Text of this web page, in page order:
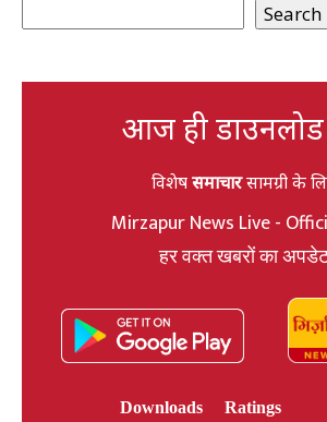
Search
आज ही
विशेषसमाचारसामग्री के
Mirzapur News Live -
हर वक्त खबरों का
Downloads
Ratings